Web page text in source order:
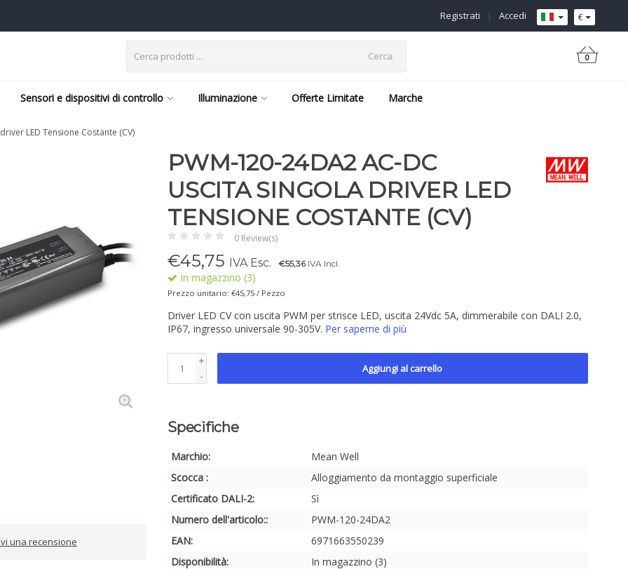
€
Accedi
|
Registrati
Cerca 0
Sensori e dispositivi di controllo Illuminazione Offerte Limitate Marche
LED Tensione Costante (CV)
una recensione
PWM-120-24DA2 AC-DC
USCITA SINGOLA DRIVER LED
TENSIONE COSTANTE (CV)
0 Review(s)
€45,75 IVA Esc. €55,36IVA Incl.
In magazzino (3)
Prezzo unitario: €45,75 / Pezzo
Driver LED CV con uscita PWM per strisce LED, uscita 24Vdc 5A, dimmerabile con DALI 2.0,
IP67, ingresso universale 90-305V. Per saperne di più
+
-
Aggiungi al carrello
Specifiche
Marchio:
Mean Well
Scocca :
Alloggiamento da montaggio superficiale
Certificato DALI-2:
Sì
Numero dell'articolo::
PWM-120-24DA2
EAN:
6971663550239
Disponibilità:
In magazzino (3)